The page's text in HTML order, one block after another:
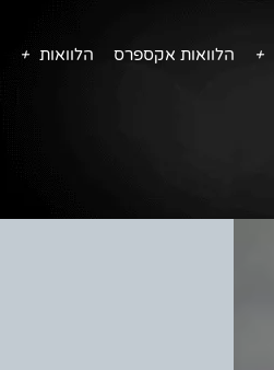
הלוואות אקספרס הלוואות